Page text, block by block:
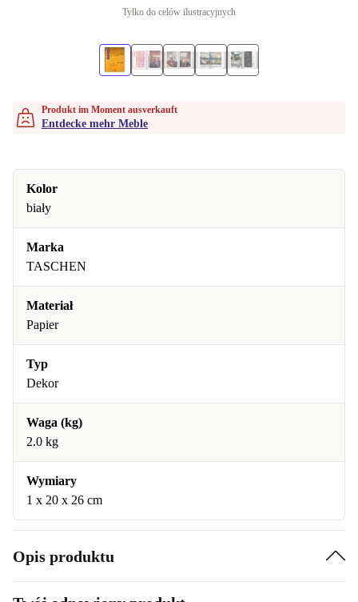
Tylko do celów ilustracyjnych
Produkt im Moment ausverkauft
Entdecke mehr Meble
Kolor
biały
Marka
TASCHEN
Materiał
Papier
Typ
Dekor
Waga (kg)
2.0 kg
Wymiary
1 x 20 x 26 cm
Opis produktu